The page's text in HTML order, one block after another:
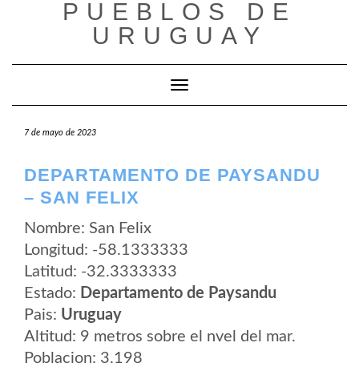
PUEBLOS DE
URUGUAY
Cambiar modo de navegación
7 de mayo de 2023
DEPARTAMENTO DE PAYSANDU
– SAN FELIX
Nombre: San Felix
Longitud: -58.1333333
Latitud: -32.3333333
Estado: Departamento de Paysandu
Pais: Uruguay
Altitud: 9 metros sobre el nvel del mar.
Poblacion: 3.198